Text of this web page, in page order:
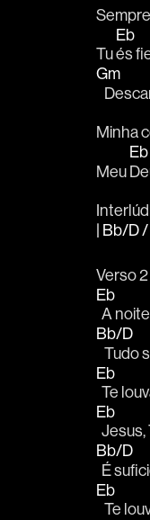
Tu
Eb
és
Gm
Minha
Meu
Eb
| Bb/D
Verso 2
Eb
A
Bb/D
Tudo
Eb
Te
Eb
Bb/D
É
Eb
Te